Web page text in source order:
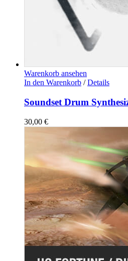
Warenkorb ansehen
In den Warenkorb / Details
Soundset Drum
30,00 €